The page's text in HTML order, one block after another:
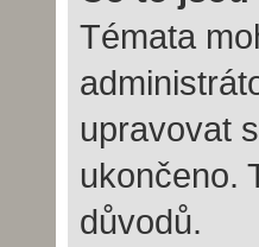
Témata
upravovat
ukončeno.
důvodů.